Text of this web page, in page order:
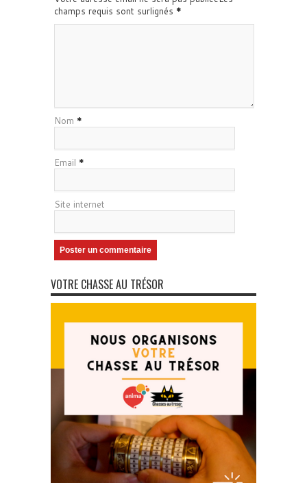
champs requis sont surlignés *
Nom *
Email *
Site internet
VOTRE CHASSE AU TRÉSOR